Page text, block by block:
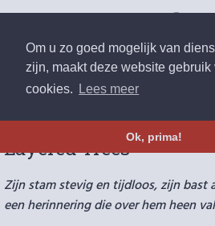
Om u zo goed mogelijk van
zijn, maakt deze website gebruik
cookies.
Lees meer
Ok, prima!
Layered Trees
Zijn stam stevig en tijdloos, zijn bast
een herinnering die over hem heen